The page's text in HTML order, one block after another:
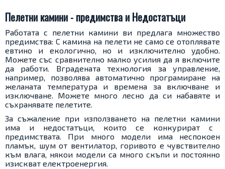
Пелетни камини - предимства и Недостатъци
Работата с пелетни камини ви предлага множество
предимства: С камина на пелети не само се отоплявате
евтино и екологично, но и изключително удобно.
Можете със сравнително малко усилия да я включите
да работи. Вградената технология за управление,
например, позволява автоматично програмиране на
желаната температура и времена за включване и
изключване. Можете много лесно да си набавяте и
съхранявате пелетите.
За съжаление при използването на пелетни камини
има и недостатъци, които се конкурират с
предимствата. При много модели има неспокоен
пламък, шум от вентилатор, горивото е чувствително
към влага, някои модели са много скъпи и постоянно
изискват електроенергия.